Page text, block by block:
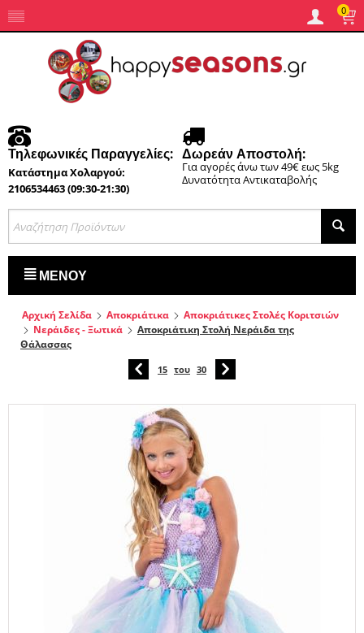
0
Τηλεφωνικές Παραγγελίες:
Κατάστημα Χολαργού:
2106534463 (09:30-21:30)
Δωρεάν Αποστολή:
Για αγορές άνω των 49€ εως 5kg
Δυνατότητα Αντικαταβολής
ΜΕΝΟΎ
Αρχική Σελίδα Αποκριάτικα
Αποκριάτικες Στολές Κοριτσιών
Νεράιδες - Ξωτικά
Αποκριάτικη Στολή Νεράιδα της
Θάλασσας
15 του 30